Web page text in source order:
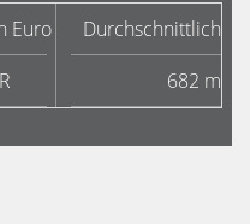
Euro
Durchschnittliche
682 m²